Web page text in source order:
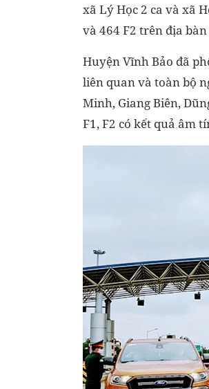
xã Lý Học 2 ca và xã
và 464 F2 trên địa
Huyện Vĩnh Bảo đã
liên quan và toàn bộ
Minh, Giang Biên,
F1, F2 có kết quả âm